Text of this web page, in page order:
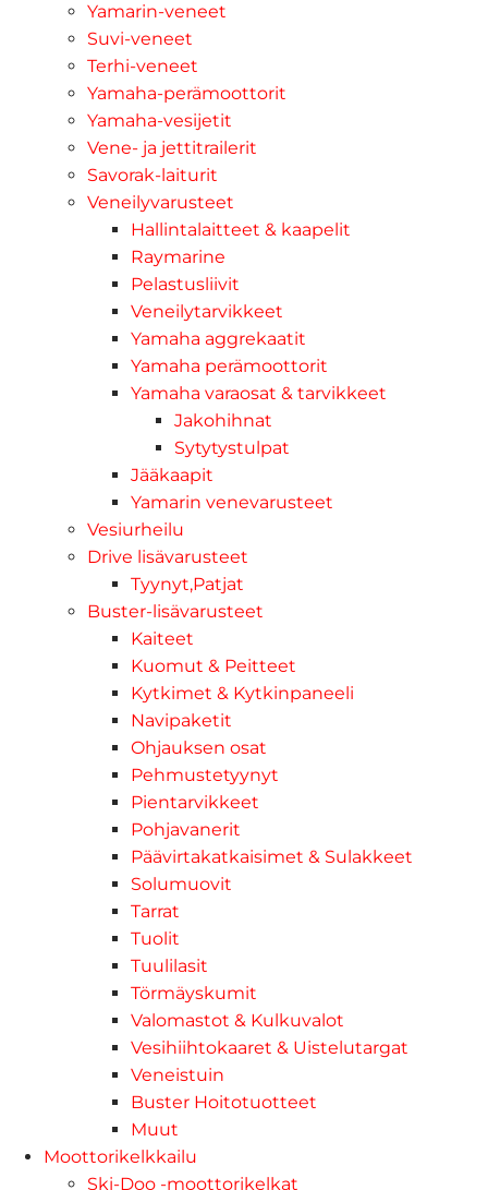
Yamarin-veneet
Suvi-veneet
Terhi-veneet
Yamaha-perämoottorit
Yamaha-vesijetit
Vene- ja jettitrailerit
Savorak-laiturit
Veneilyvarusteet
Hallintalaitteet & kaapelit
Raymarine
Pelastusliivit
Veneilytarvikkeet
Yamaha aggrekaatit
Yamaha perämoottorit
Yamaha varaosat & tarvikkeet
Jakohihnat
Sytytystulpat
Jääkaapit
Yamarin venevarusteet
Vesiurheilu
Drive lisävarusteet
Tyynyt,Patjat
Buster-lisävarusteet
Kaiteet
Kuomut & Peitteet
Kytkimet & Kytkinpaneeli
Navipaketit
Ohjauksen osat
Pehmustetyynyt
Pientarvikkeet
Pohjavanerit
Päävirtakatkaisimet & Sulakkeet
Solumuovit
Tarrat
Tuolit
Tuulilasit
Törmäyskumit
Valomastot & Kulkuvalot
Vesihiihtokaaret & Uistelutargat
Veneistuin
Buster Hoitotuotteet
Muut
Moottorikelkkailu
Ski-Doo -moottorikelkat